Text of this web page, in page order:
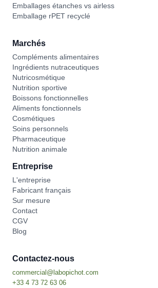
Emballages étanches vs airless
Emballage rPET recyclé
Marchés
Compléments alimentaires
Ingrédients nutraceutiques
Nutricosmétique
Nutrition sportive
Boissons fonctionnelles
Aliments fonctionnels
Cosmétiques
Soins personnels
Pharmaceutique
Nutrition animale
Entreprise
L'entreprise
Fabricant français
Sur mesure
Contact
CGV
Blog
Contactez-nous